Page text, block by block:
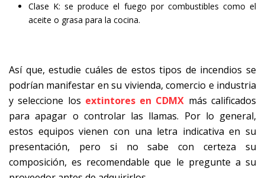
Clase K: se produce el fuego por combustibles como el
aceite o grasa para la cocina.
Así que, estudie cuáles de estos tipos de incendios se
podrían manifestar en su vivienda, comercio e industria
y seleccione los extintores en CDMX más calificados
para apagar o controlar las llamas. Por lo general,
estos equipos vienen con una letra indicativa en su
presentación, pero si no sabe con certeza su
composición, es recomendable que le pregunte a su